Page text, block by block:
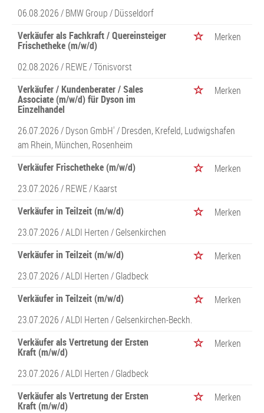
06.08.2026 /BMW Group/ Düsseldorf
Verkäufer als Fachkraft / Quereinsteiger
Frischetheke (m/w/d)
Merken
02.08.2026 /REWE/ Tönisvorst
Verkäufer / Kundenberater / Sales
Associate (m/w/d) für Dyson im
Einzelhandel
Merken
26.07.2026 /Dyson GmbH'/ Dresden, Krefeld, Ludwigshafen
am Rhein, München, Rosenheim
Verkäufer Frischetheke (m/w/d)
Merken
23.07.2026 /REWE/ Kaarst
Verkäufer in Teilzeit (m/w/d)
Merken
23.07.2026 /ALDI Herten/ Gelsenkirchen
Verkäufer in Teilzeit (m/w/d)
Merken
23.07.2026 /ALDI Herten/ Gladbeck
Verkäufer in Teilzeit (m/w/d)
Merken
23.07.2026 /ALDI Herten/ Gelsenkirchen-Beckh.
Verkäufer als Vertretung der Ersten
Kraft (m/w/d)
Merken
23.07.2026 /ALDI Herten/ Gladbeck
Verkäufer als Vertretung der Ersten
Kraft (m/w/d)
Merken